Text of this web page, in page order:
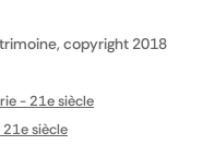
copyright 2018
- 21e siècle
siècle